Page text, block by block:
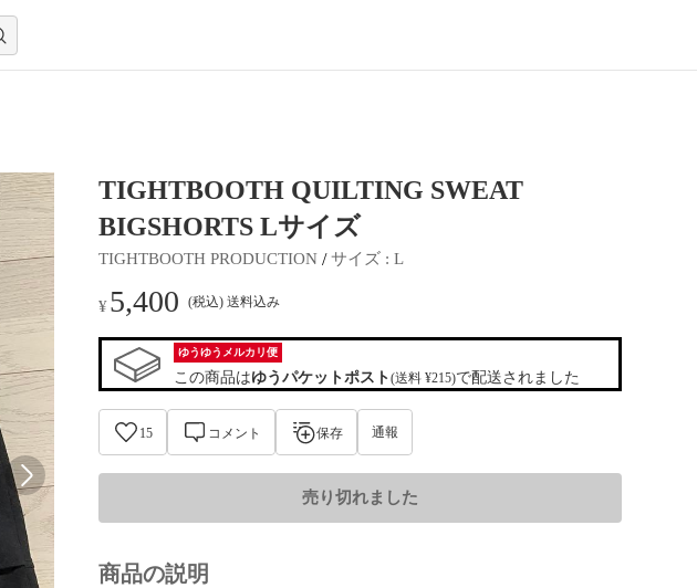
TIGHTBOOTH QUILTING SWEAT
BIGSHORTS Lサイズ
TIGHTBOOTH PRODUCTION / サイズ : L
¥ 5,400 (税込) 送料込み
ゆうゆうメルカリ便
この商品はゆうパケットポスト(送料 ¥215)で配送されました
15 コメント 保存 通報
売り切れました
商品の説明